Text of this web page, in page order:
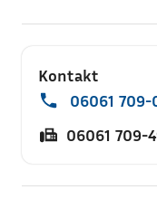
Kontakt
06061 709-
06061 709-